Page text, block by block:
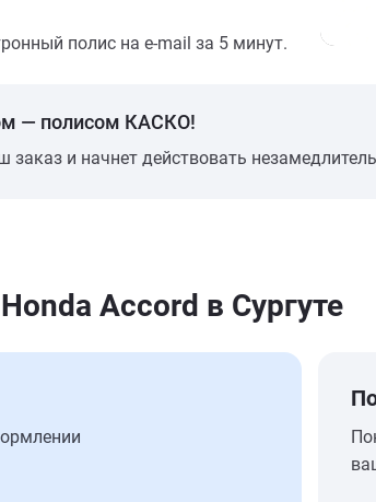
полис на e-mail за 5 минут.
— полисом КАСКО!
и начнет действовать
Accord в Сургуте